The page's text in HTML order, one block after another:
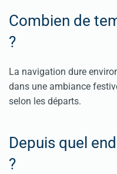
Combien de
?
La navigation dure
dans une ambiance
selon les départs.
Depuis quel
?